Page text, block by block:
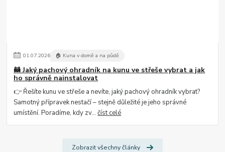
01.07.2026 🏠 Kuna v domě a na půdě
🦝 Jaký pachový ohradník na kunu ve střeše vybrat a jak
ho správně nainstalovat
👉 Řešíte kunu ve střeše a nevíte, jaký pachový ohradník vybrat?
Samotný přípravek nestačí – stejně důležité je jeho správné
umístění. Poradíme, kdy zv...číst celé
Zobrazit všechny články